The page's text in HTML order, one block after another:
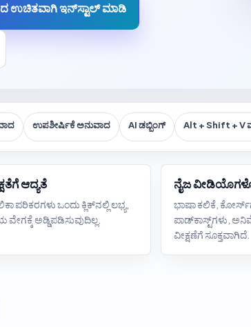
ಉಚಿತವಾಗಿ ಇನ್‌ಸ್ಟಾಲ್ ಮಾಡಿ
ಉಪಶೀರ್ಷಿಕೆ ಅನುವಾದ AI ಡಬ್ಬಿಂಗ್ Alt + Shift + V
ಆದ್ಯತೆ
ಪರಿಕರಗಳು ಒಂದು ಕ್ಲಿಕ್‌ನಲ್ಲಿ ಲಭ್ಯ,
ಅಡ್ಡಿಪಡಿಸುವುದಿಲ್ಲ.
ನೈಜ
ಭಾಷಾ ಕಲಿಕೆ,
ಪಾಡ್‌ಕಾಸ್ಟ್‌ಗಳು,
ವೀಕ್ಷಣೆಗೆ ಸೂಕ್ತವಾಗಿದೆ.